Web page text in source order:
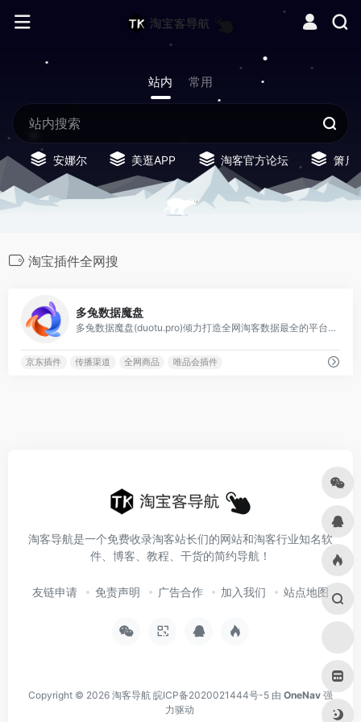
站内 常用
安娜尔 美逛APP 淘客官方论坛 箫启
淘宝插件全网搜
多兔数据魔盘
多兔数据魔盘(duotu.pro)倾力打造全网淘客数据最全的平台。多维度分析商品的历史数据，助力企业实现高转化率；实时销量榜单，洞察全网热销商品，赢取市场先机。
京东插件 传播渠道 全网商品 唯品会插件
淘客导航是一个免费收录淘客站长们的网站和淘客行业知名软
件、博客、教程、干货的简约导航！
友链申请 免责声明 广告合作 加入我们 站点地图
Copyright © 2026 淘客导航 皖ICP备2020021444号-5 由 OneNav 强
力驱动